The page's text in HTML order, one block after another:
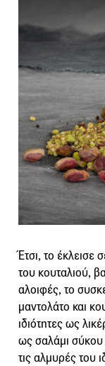
Έτσι, το
του κουταλιού,
αλοιφές, το
μαντολάτο και
ιδιότητες ως
ως σαλάμι σύκου
τις αλμυρές του